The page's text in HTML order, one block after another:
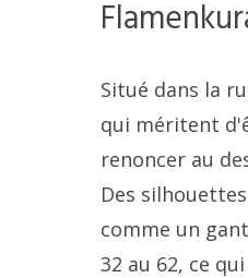
Situé dans la
qui méritent
renoncer au
Des
comme un
32 au 62, ce